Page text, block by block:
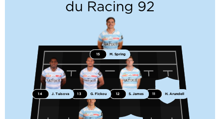
du Racing 92
11 H. Arundell
12 S. James
13 G. Fickou
14 J. Tuisova
15 M. Spring